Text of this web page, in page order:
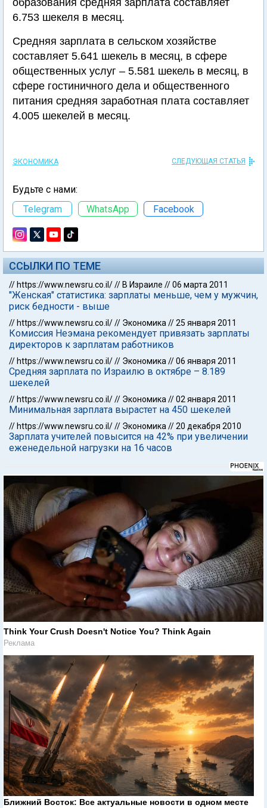
образования средняя зарплата составляет
6.753 шекеля в месяц.
Средняя зарплата в сельском хозяйстве
составляет 5.641 шекель в месяц, в сфере
общественных услуг – 5.581 шекель в месяц, в
сфере гостиничного дела и общественного
питания средняя заработная плата составляет
4.005 шекелей в месяц.
ЭКОНОМИКА СЛЕДУЮЩАЯ СТАТЬЯ
Будьте с нами:
Telegram
WhatsApp Facebook
ССЫЛКИ ПО ТЕМЕ
// https://www.newsru.co.il/// В Израиле //06 марта 2011
"Женская" статистика: зарплаты меньше, чем у мужчин,
риск бедности - выше
// https://www.newsru.co.il/// Экономика //25 января 2011
Комиссия Неэмана рекомендует привязать зарплаты
директоров к зарплатам работников
// https://www.newsru.co.il/// Экономика //06 января 2011
Средняя зарплата по Израилю в октябре – 8.189
шекелей
// https://www.newsru.co.il/// Экономика //02 января 2011
Минимальная зарплата вырастет на 450 шекелей
// https://www.newsru.co.il/// Экономика //20 декабря 2010
Зарплата учителей повысится на 42% при увеличении
еженедельной нагрузки на 16 часов
Think Your Crush Doesn't Notice You? Think Again
Реклама
Ближний Восток: Все актуальные новости в одном месте